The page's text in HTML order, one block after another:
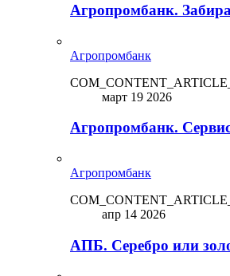
Агропромбанк.
Агропромбанк
март 19 2026
Агропромбанк.
Агропромбанк
апр 14 2026
АПБ. Серебро или